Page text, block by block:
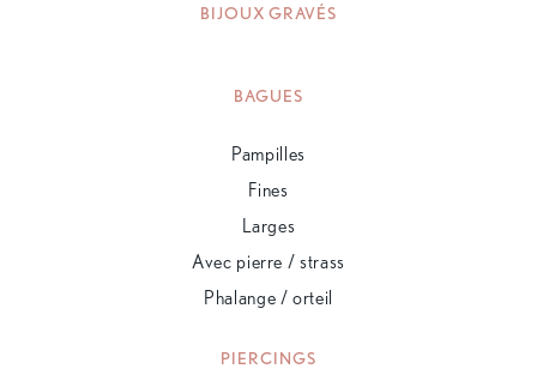
BIJOUX GRAVÉS
BAGUES
Pampilles
Fines
Larges
Avec pierre / strass
Phalange / orteil
PIERCINGS